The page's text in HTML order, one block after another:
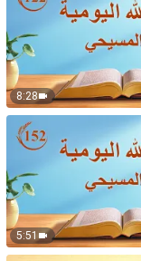
8:28
5:51